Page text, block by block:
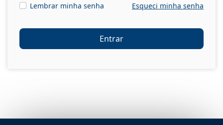
Lembrar minha senha Esqueci minha senha
Entrar